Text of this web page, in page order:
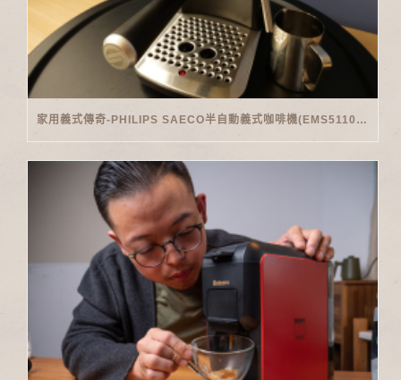
家用義式傳奇-PHILIPS SAECO半自動義式咖啡機(EMS5110)開箱